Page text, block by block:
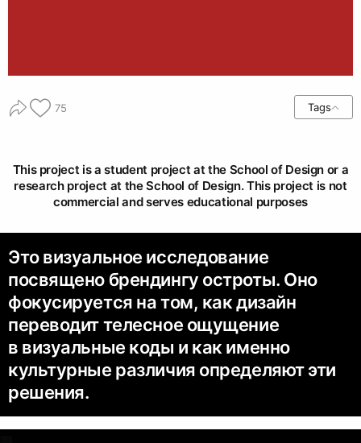
75 Tags
This project is a student project at the School of Design or a
research project at the School of Design. This project is not
commercial and serves educational purposes
Это визуальное исследование
посвящено брендингу остроты. Оно
фокусируется на том, как дизайн
переводит телесное ощущение
в визуальные коды и как именно
культурные различия определяют эти
решения.